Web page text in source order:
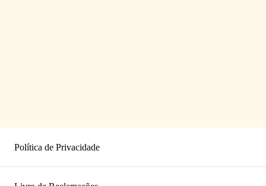
Política de Privacidade